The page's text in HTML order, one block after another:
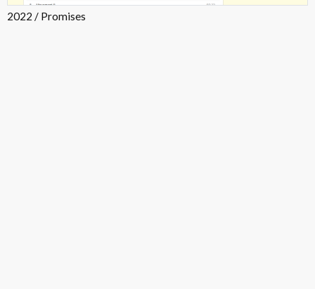
2022 / Promises